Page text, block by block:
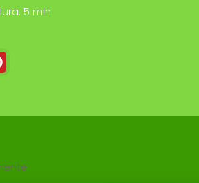
5 min